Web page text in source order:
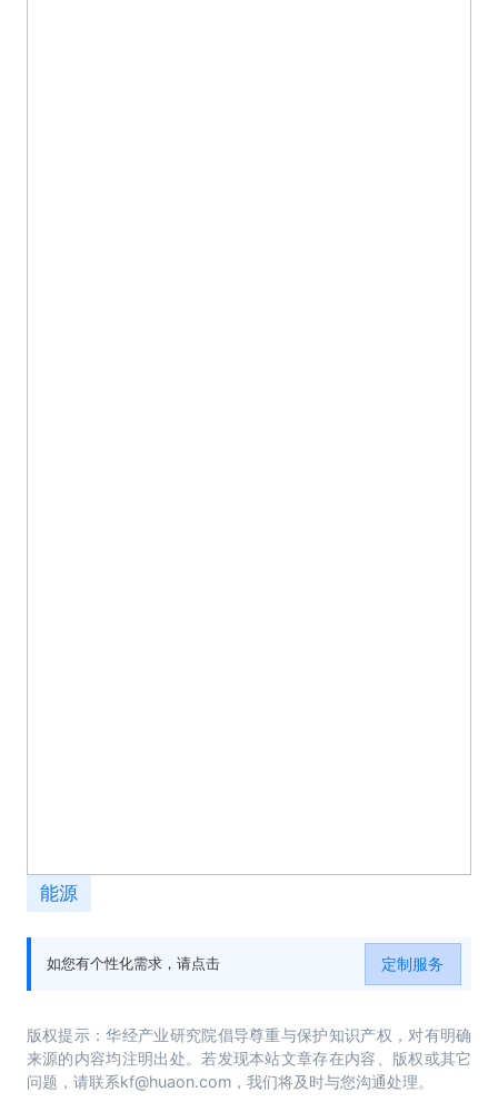
能源
如您有个性化需求，请点击 定制服务
版权提示：华经产业研究院倡导尊重与保护知识产权，对有明确
来源的内容均注明出处。若发现本站文章存在内容、版权或其它
问题，请联系kf@huaon.com，我们将及时与您沟通处理。